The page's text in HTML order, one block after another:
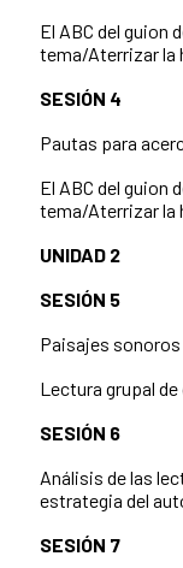
El ABC del guion
tema/Aterrizar la
SESIÓN 4
Pautas para
El ABC del guion
tema/Aterrizar la
UNIDAD 2
SESIÓN 5
Paisajes
Lectura grupal de
SESIÓN 6
Análisis de las
estrategia del
SESIÓN 7